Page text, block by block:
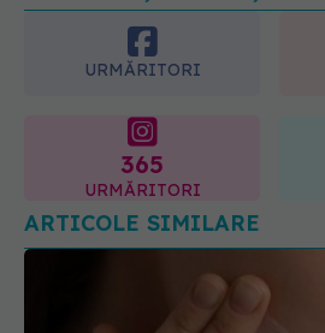
365
ARTICOLE SIMILARE